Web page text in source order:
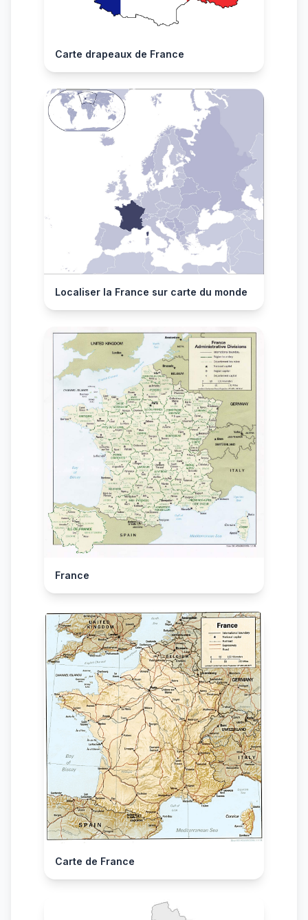
Carte drapeaux de France
Localiser la France sur carte du monde
France
Carte de France